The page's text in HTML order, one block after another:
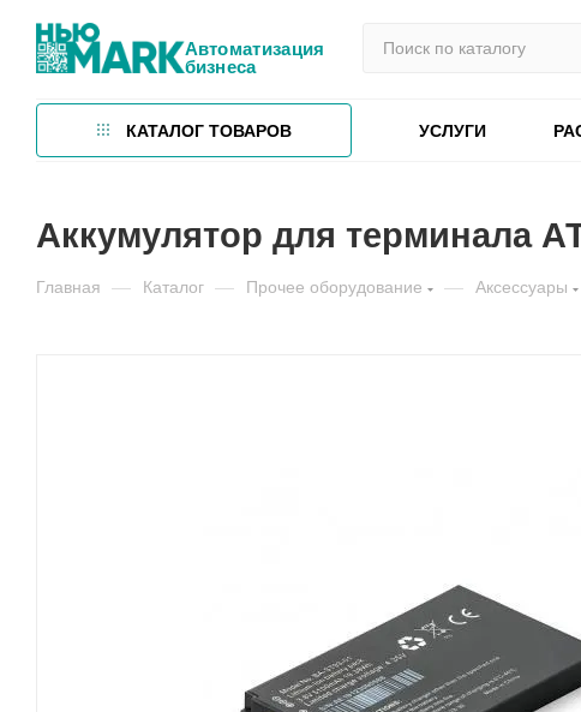
Автоматизация
бизнеса
КАТАЛОГ ТОВАРОВ УСЛУГИ
Аккумулятор для терминала
Главная — Каталог — Прочее оборудование — Аксессуары